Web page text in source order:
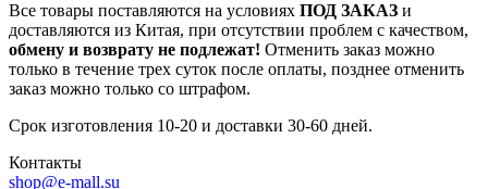
Все товары поставляются на условиях ПОД ЗАКАЗ и
доставляются из Китая, при отсутствии проблем с качеством,
обмену и возврату не подлежат! Отменить заказ можно
только в течение трех суток после оплаты, позднее отменить
заказ можно только со штрафом.
Срок изготовления 10-20 и доставки 30-60 дней.
Контакты
shop@e-mall.su